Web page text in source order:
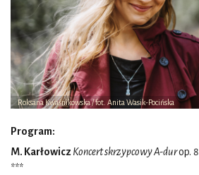
Roksana Kwaśnikowska / fot. Anita Wasik-Pocińska
Program:
M. Karłowicz Koncert skrzypcowy A-durop. 8
***